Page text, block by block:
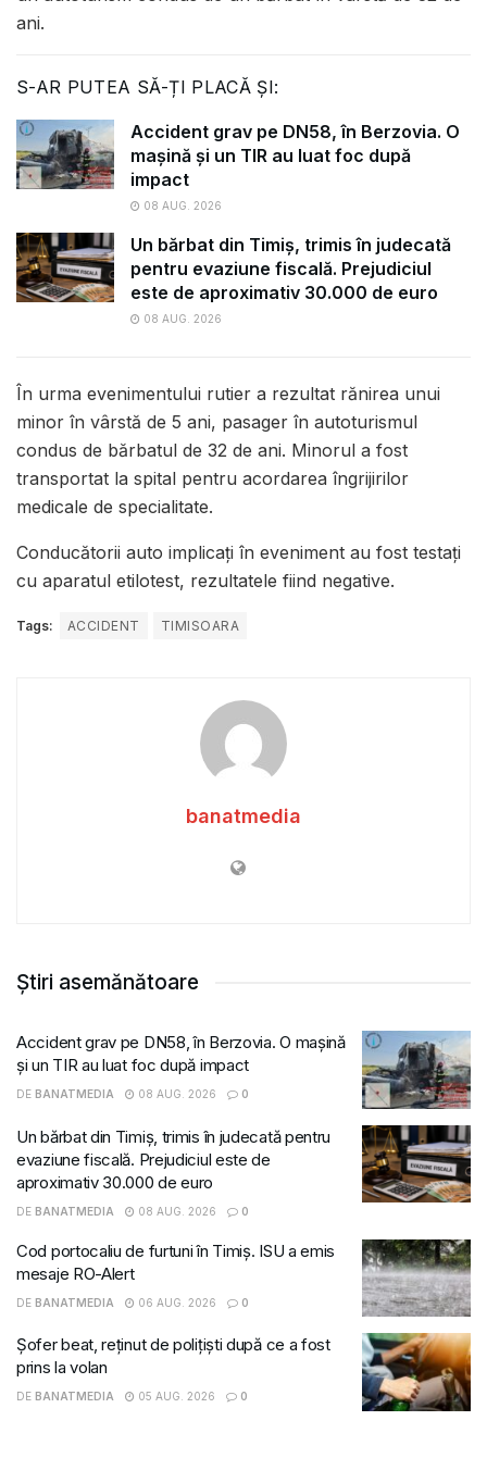
ani.
S-AR PUTEA SĂ-ȚI PLACĂ ȘI:
Accident grav pe DN58, în Berzovia. O
mașină și un TIR au luat foc după
impact
08 AUG. 2026
Un bărbat din Timiș, trimis în judecată
pentru evaziune fiscală. Prejudiciul
este de aproximativ 30.000 de euro
08 AUG. 2026
În urma evenimentului rutier a rezultat rănirea unui
minor în vârstă de 5 ani, pasager în autoturismul
condus de bărbatul de 32 de ani. Minorul a fost
transportat la spital pentru acordarea îngrijirilor
medicale de specialitate.
Conducătorii auto implicați în eveniment au fost testați
cu aparatul etilotest, rezultatele fiind negative.
Tags: ACCIDENT TIMISOARA
banatmedia
Știri asemănătoare
Accident grav pe DN58, în Berzovia. O mașină
și un TIR au luat foc după impact
DE BANATMEDIA 08 AUG. 2026 0
Un bărbat din Timiș, trimis în judecată pentru
evaziune fiscală. Prejudiciul este de
aproximativ 30.000 de euro
DE BANATMEDIA 08 AUG. 2026 0
Cod portocaliu de furtuni în Timiș. ISU a emis
mesaje RO-Alert
DE BANATMEDIA 06 AUG. 2026 0
Șofer beat, reținut de polițiști după ce a fost
prins la volan
DE BANATMEDIA 05 AUG. 2026 0